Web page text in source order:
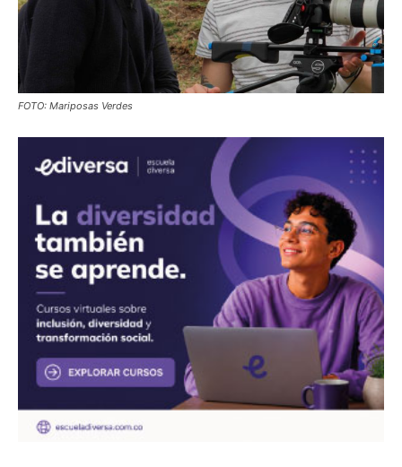
FOTO: Mariposas Verdes